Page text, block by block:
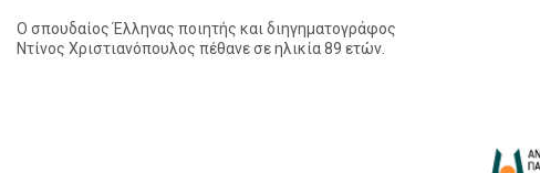
Ο σπουδαίος Έλληνας ποιητής και διηγηματογράφος
Ντίνος Χριστιανόπουλος πέθανε σε ηλικία 89 ετών.